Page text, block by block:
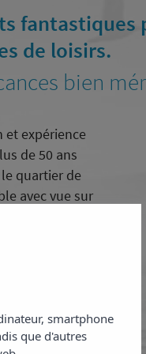
de loisirs.
bien
expérience
de 50 ans
quartier de
avec vue sur
d'extras
smartphone
que d'autres